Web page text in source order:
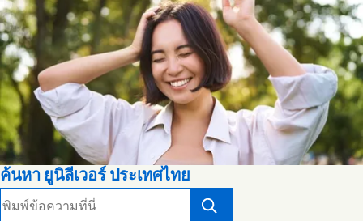
ค้นหา ยูนิลีเวอร์ ประเทศไทย
ค้นหา